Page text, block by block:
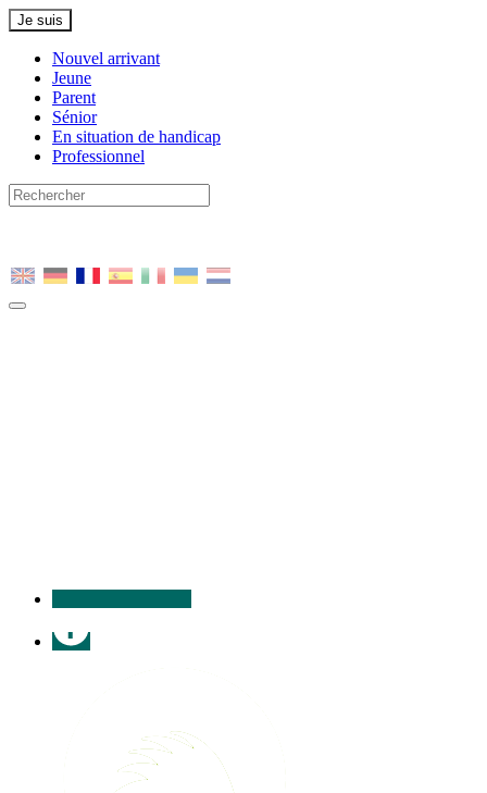
Je suis
Nouvel arrivant
Jeune
Parent
Sénior
En situation de handicap
Professionnel